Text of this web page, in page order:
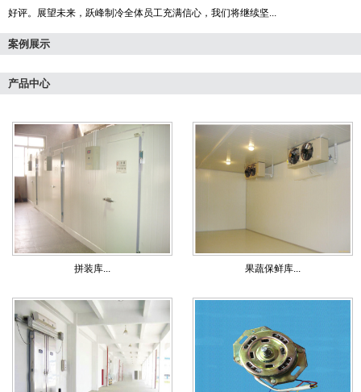
好评。展望未来，跃峰制冷全体员工充满信心，我们将继续坚...
案例展示
产品中心
拼装库... 果蔬保鲜库...